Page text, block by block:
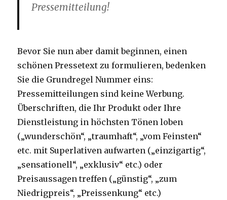
Pressemitteilung!
Bevor Sie nun aber damit beginnen, einen
schönen Pressetext zu formulieren, bedenken
Sie die Grundregel Nummer eins:
Pressemitteilungen sind keine Werbung.
Überschriften, die Ihr Produkt oder Ihre
Dienstleistung in höchsten Tönen loben
(„wunderschön“, „traumhaft“, „vom Feinsten“
etc. mit Superlativen aufwarten („einzigartig“,
„sensationell“, „exklusiv“ etc.) oder
Preisaussagen treffen („günstig“, „zum
Niedrigpreis“, „Preissenkung“ etc.)